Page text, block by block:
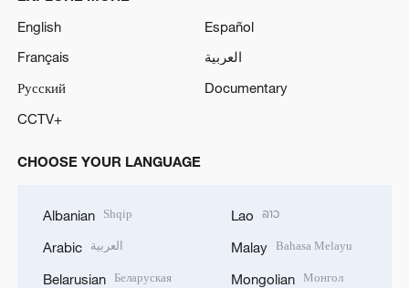
English
Español
Français
العربية
Русский
Documentary
CCTV+
CHOOSE YOUR LANGUAGE
Albanian Shqip
Arabic العربية
Belarusian Беларуская
Lao ລາວ
Malay Bahasa Melayu
Mongolian Монгол